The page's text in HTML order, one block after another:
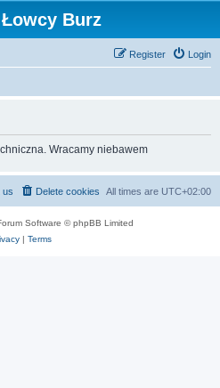
Burz
Login
Register
Wracamy niebawem
All times are UTC+02:00
Delete cookies
us
Software © phpBB Limited
| Terms